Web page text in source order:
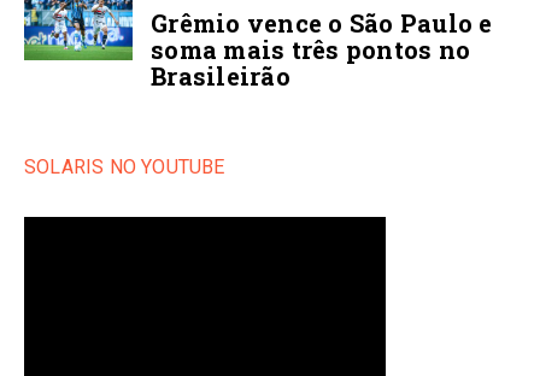
Grêmio vence o São Paulo e
soma mais três pontos no
Brasileirão
SOLARIS NO YOUTUBE